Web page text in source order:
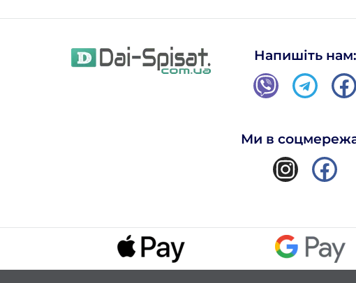
Напишіть нам:
Ми в